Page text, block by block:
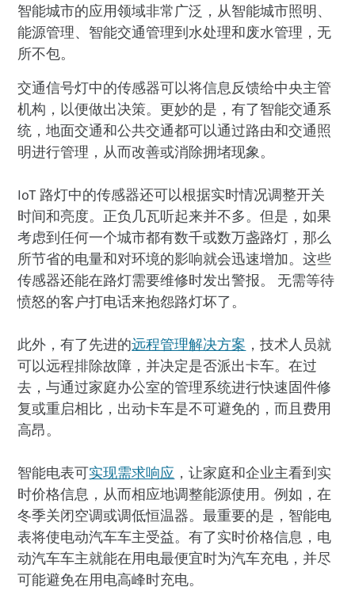
智能城市的应用领域非常广泛，从智能城市照明、
能源管理、智能交通管理到水处理和废水管理，无
所不包。
交通信号灯中的传感器可以将信息反馈给中央主管
机构，以便做出决策。更妙的是，有了智能交通系
统，地面交通和公共交通都可以通过路由和交通照
明进行管理，从而改善或消除拥堵现象。
IoT 路灯中的传感器还可以根据实时情况调整开关
时间和亮度。正负几瓦听起来并不多。但是，如果
考虑到任何一个城市都有数千或数万盏路灯，那么
所节省的电量和对环境的影响就会迅速增加。这些
传感器还能在路灯需要维修时发出警报。 无需等待
愤怒的客户打电话来抱怨路灯坏了。
此外，有了先进的远程管理解决方案 ，技术人员就
可以远程排除故障，并决定是否派出卡车。在过
去，与通过家庭办公室的管理系统进行快速固件修
复或重启相比，出动卡车是不可避免的，而且费用
高昂。
智能电表可实现需求响应 ，让家庭和企业主看到实
时价格信息，从而相应地调整能源使用。例如，在
冬季关闭空调或调低恒温器。最重要的是，智能电
表将使电动汽车车主受益。有了实时价格信息，电
动汽车车主就能在用电最便宜时为汽车充电，并尽
可能避免在用电高峰时充电。